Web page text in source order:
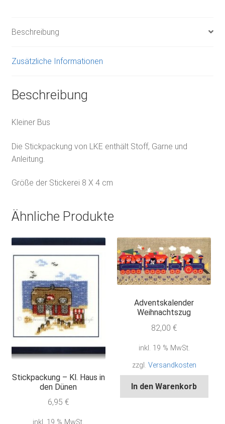
Beschreibung
Zusätzliche Informationen
Beschreibung
Kleiner Bus
Die Stickpackung von LKE enthält Stoff, Garne und
Anleitung.
Größe der Stickerei 8 X 4 cm
Ähnliche Produkte
Stickpackung – Kl. Haus in
den Dünen
6,95 €
Adventskalender
Weihnachtszug
82,00 €
inkl. 19 % MwSt.
zzgl. Versandkosten
In den Warenkorb